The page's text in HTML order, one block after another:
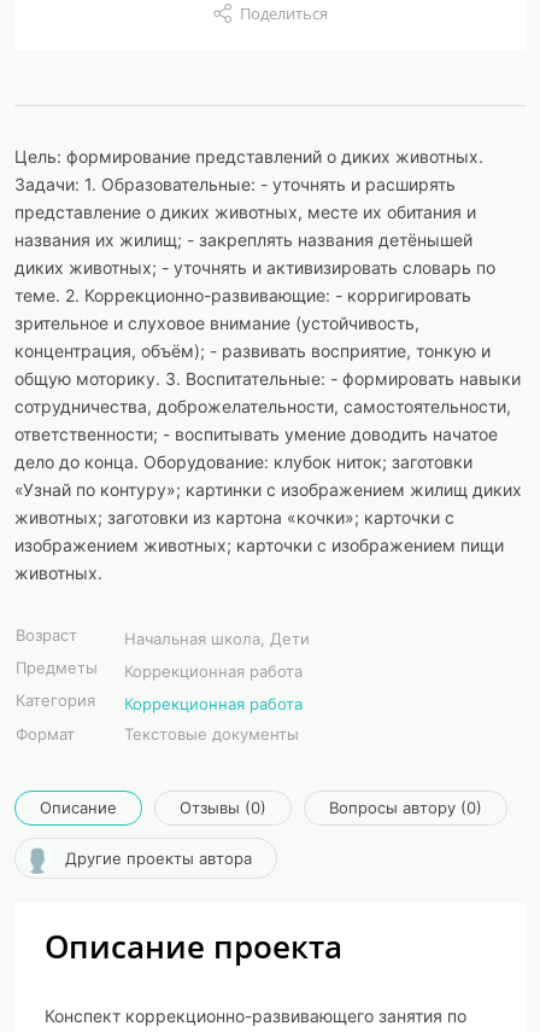
Поделиться
Цель: формирование представлений о диких животных.
Задачи: 1. Образовательные: - уточнять и расширять
представление о диких животных, месте их обитания и
названия их жилищ; - закреплять названия детёнышей
диких животных; - уточнять и активизировать словарь по
теме. 2. Коррекционно-развивающие: - корригировать
зрительное и слуховое внимание (устойчивость,
концентрация, объём); - развивать восприятие, тонкую и
общую моторику. 3. Воспитательные: - формировать навыки
сотрудничества, доброжелательности, самостоятельности,
ответственности; - воспитывать умение доводить начатое
дело до конца. Оборудование: клубок ниток; заготовки
«Узнай по контуру»; картинки с изображением жилищ диких
животных; заготовки из картона «кочки»; карточки с
изображением животных; карточки с изображением пищи
животных.
Возраст
Начальная школа, Дети
Предметы
Коррекционная работа
Категория
Коррекционная работа
Формат
Текстовые документы
Описание Отзывы (0) Вопросы автору (0)
Другие проекты автора
Описание проекта
Конспект коррекционно-развивающего занятия по